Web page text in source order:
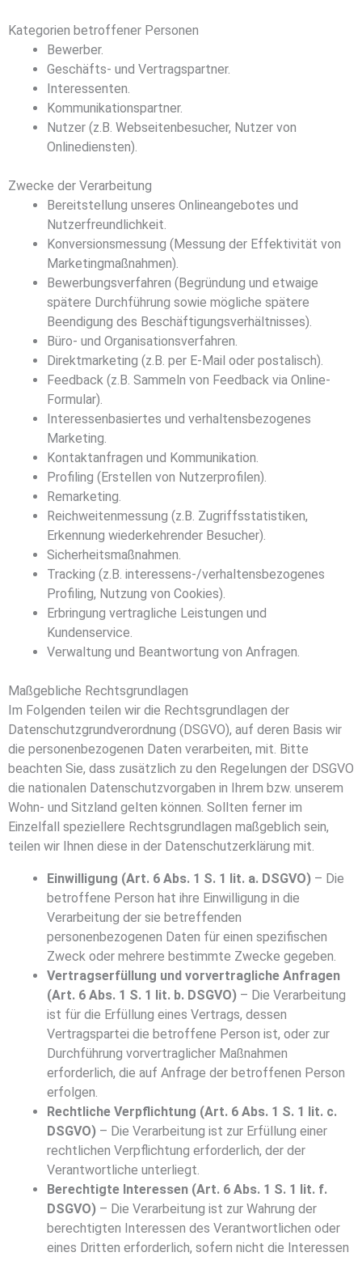
Kategorien betroffener Personen
Bewerber.
Geschäfts- und Vertragspartner.
Interessenten.
Kommunikationspartner.
Nutzer (z.B. Webseitenbesucher, Nutzer von
Onlinediensten).
Zwecke der Verarbeitung
Bereitstellung unseres Onlineangebotes und
Nutzerfreundlichkeit.
Konversionsmessung (Messung der Effektivität von
Marketingmaßnahmen).
Bewerbungsverfahren (Begründung und etwaige
spätere Durchführung sowie mögliche spätere
Beendigung des Beschäftigungsverhältnisses).
Büro- und Organisationsverfahren.
Direktmarketing (z.B. per E-Mail oder postalisch).
Feedback (z.B. Sammeln von Feedback via Online-
Formular).
Interessenbasiertes und verhaltensbezogenes
Marketing.
Kontaktanfragen und Kommunikation.
Profiling (Erstellen von Nutzerprofilen).
Remarketing.
Reichweitenmessung (z.B. Zugriffsstatistiken,
Erkennung wiederkehrender Besucher).
Sicherheitsmaßnahmen.
Tracking (z.B. interessens-/verhaltensbezogenes
Profiling, Nutzung von Cookies).
Erbringung vertragliche Leistungen und
Kundenservice.
Verwaltung und Beantwortung von Anfragen.
Maßgebliche Rechtsgrundlagen
Im Folgenden teilen wir die Rechtsgrundlagen der
Datenschutzgrundverordnung (DSGVO), auf deren Basis wir
die personenbezogenen Daten verarbeiten, mit. Bitte
beachten Sie, dass zusätzlich zu den Regelungen der DSGVO
die nationalen Datenschutzvorgaben in Ihrem bzw. unserem
Wohn- und Sitzland gelten können. Sollten ferner im
Einzelfall speziellere Rechtsgrundlagen maßgeblich sein,
teilen wir Ihnen diese in der Datenschutzerklärung mit.
Einwilligung (Art. 6 Abs. 1 S. 1 lit. a. DSGVO) – Die
betroffene Person hat ihre Einwilligung in die
Verarbeitung der sie betreffenden
personenbezogenen Daten für einen spezifischen
Zweck oder mehrere bestimmte Zwecke gegeben.
Vertragserfüllung und vorvertragliche Anfragen
(Art. 6 Abs. 1 S. 1 lit. b. DSGVO) – Die Verarbeitung
ist für die Erfüllung eines Vertrags, dessen
Vertragspartei die betroffene Person ist, oder zur
Durchführung vorvertraglicher Maßnahmen
erforderlich, die auf Anfrage der betroffenen Person
erfolgen.
Rechtliche Verpflichtung (Art. 6 Abs. 1 S. 1 lit. c.
DSGVO) – Die Verarbeitung ist zur Erfüllung einer
rechtlichen Verpflichtung erforderlich, der der
Verantwortliche unterliegt.
Berechtigte Interessen (Art. 6 Abs. 1 S. 1 lit. f.
DSGVO) – Die Verarbeitung ist zur Wahrung der
berechtigten Interessen des Verantwortlichen oder
eines Dritten erforderlich, sofern nicht die Interessen